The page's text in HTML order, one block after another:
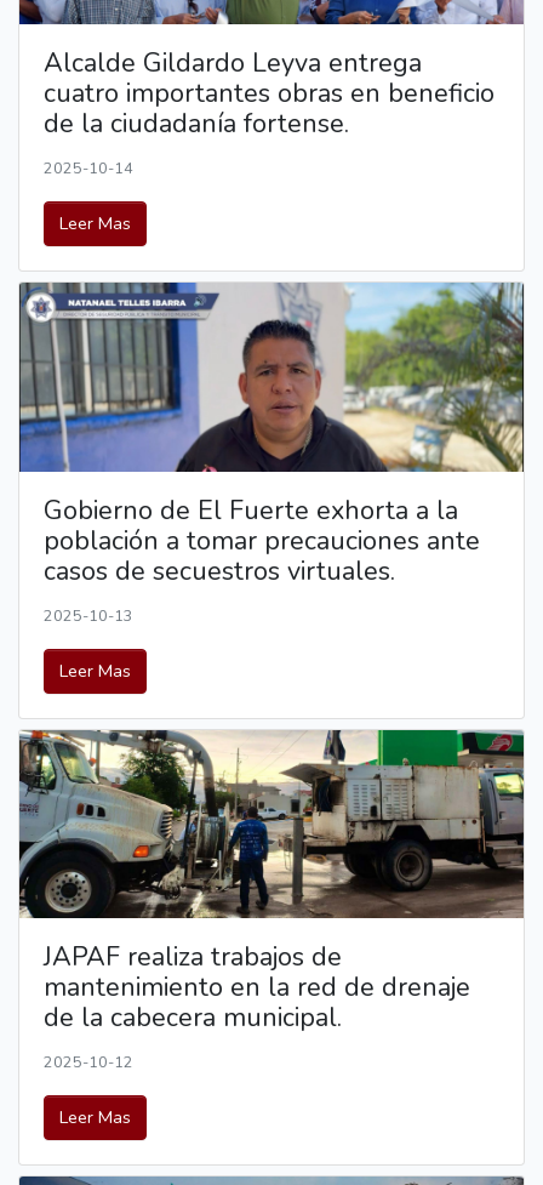
Alcalde Gildardo Leyva entrega
cuatro importantes obras en beneficio
de la ciudadanía fortense.
2025-10-14
Leer Mas
Gobierno de El Fuerte exhorta a la
población a tomar precauciones ante
casos de secuestros virtuales.
2025-10-13
Leer Mas
JAPAF realiza trabajos de
mantenimiento en la red de drenaje
de la cabecera municipal.
2025-10-12
Leer Mas